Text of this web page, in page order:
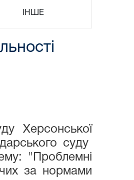
ІНШЕ
Херсонської
суду
"Проблемні
за нормами